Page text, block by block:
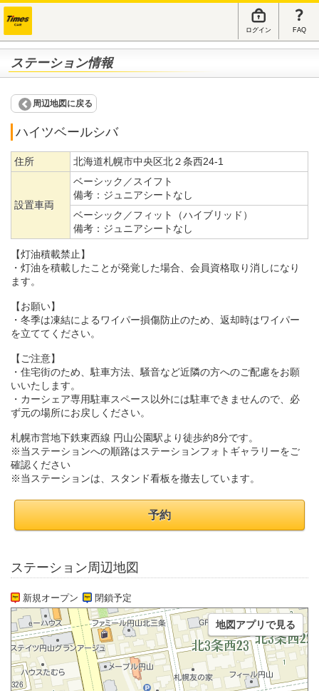
ログイン FAQ
ステーション情報
周辺地図に戻る
ハイツベールシバ
住所 北海道札幌市中央区北２条西24-1
設置車両
ベーシック／スイフト
備考： ジュニアシートなし
ベーシック／フィット（ハイブリッド）
備考： ジュニアシートなし
【灯油積載禁止】
・灯油を積載したことが発覚した場合、会員資格取り消しになり
ます。
【お願い】
・冬季は凍結によるワイパー損傷防止のため、返却時はワイパー
を立ててください。
【ご注意】
・住宅街のため、駐車方法、騒音など近隣の方へのご配慮をお願
いいたします。
・カーシェア専用駐車スペース以外には駐車できませんので、必
ず元の場所にお戻しください。
札幌市営地下鉄東西線 円山公園駅より徒歩約8分です。
※当ステーションへの順路はステーションフォトギャラリーをご
確認ください
※当ステーションは、スタンド看板を撤去しています。
予約
ステーション周辺地図
新規オープン 閉鎖予定
地図アプリで見る